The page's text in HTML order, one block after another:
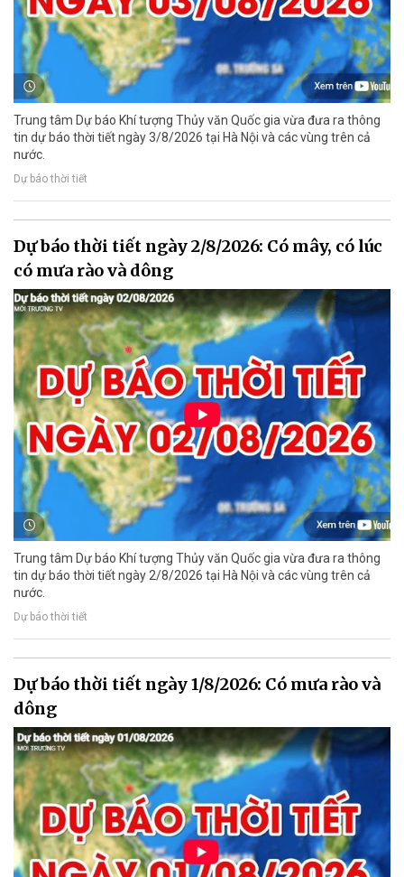
Trung tâm Dự báo Khí tượng Thủy văn Quốc gia vừa đưa ra thông
tin dự báo thời tiết ngày 3/8/2026 tại Hà Nội và các vùng trên cả
nước.
Dự báo thời tiết
Dự báo thời tiết ngày 2/8/2026: Có mây, có lúc
có mưa rào và dông
Trung tâm Dự báo Khí tượng Thủy văn Quốc gia vừa đưa ra thông
tin dự báo thời tiết ngày 2/8/2026 tại Hà Nội và các vùng trên cả
nước.
Dự báo thời tiết
Dự báo thời tiết ngày 1/8/2026: Có mưa rào và
dông